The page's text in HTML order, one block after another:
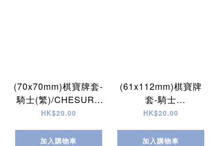
(70x70mm)棋寶牌套-
騎士(繁)/CHESURE
Sleeves Knight
HK$20.00
加入購物車
(61x112mm)棋寶牌
套-騎士
(繁)/CHESURE
HK$20.00
加入購物車